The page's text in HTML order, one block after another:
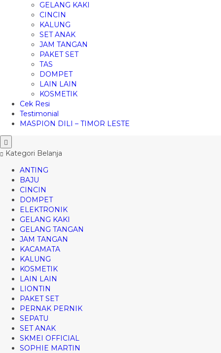
GELANG KAKI
CINCIN
KALUNG
SET ANAK
JAM TANGAN
PAKET SET
TAS
DOMPET
LAIN LAIN
KOSMETIK
Cek Resi
Testimonial
MASPION DILI – TIMOR LESTE
Kategori Belanja
ANTING
BAJU
CINCIN
DOMPET
ELEKTRONIK
GELANG KAKI
GELANG TANGAN
JAM TANGAN
KACAMATA
KALUNG
KOSMETIK
LAIN LAIN
LIONTIN
PAKET SET
PERNAK PERNIK
SEPATU
SET ANAK
SKMEI OFFICIAL
SOPHIE MARTIN